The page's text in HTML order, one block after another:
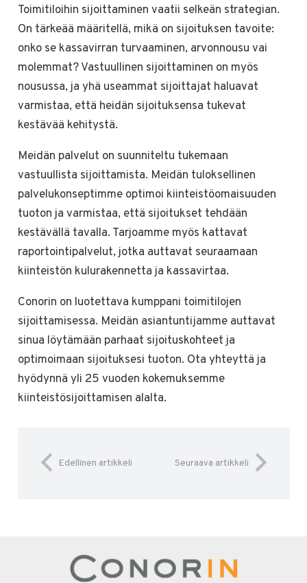
Toimitiloihin sijoittaminen vaatii selkeän strategian.
On tärkeää määritellä, mikä on sijoituksen tavoite:
onko se kassavirran turvaaminen, arvonnousu vai
molemmat? Vastuullinen sijoittaminen on myös
nousussa, ja yhä useammat sijoittajat haluavat
varmistaa, että heidän sijoituksensa tukevat
kestävää kehitystä.
Meidän palvelut on suunniteltu tukemaan
vastuullista sijoittamista. Meidän tuloksellinen
palvelukonseptimme optimoi kiinteistöomaisuuden
tuoton ja varmistaa, että sijoitukset tehdään
kestävällä tavalla. Tarjoamme myös kattavat
raportointipalvelut, jotka auttavat seuraamaan
kiinteistön kulurakennetta ja kassavirtaa.
Conorin on luotettava kumppani toimitilojen
sijoittamisessa. Meidän asiantuntijamme auttavat
sinua löytämään parhaat sijoituskohteet ja
optimoimaan sijoituksesi tuoton. Ota yhteyttä ja
hyödynnä yli 25 vuoden kokemuksemme
kiinteistösijoittamisen alalta.
Edellinen artikkeli Seuraava artikkeli